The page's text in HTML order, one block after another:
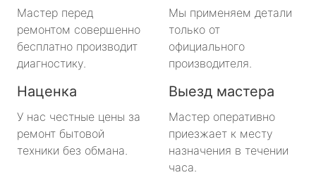
Мастер перед
ремонтом совершенно
бесплатно производит
диагностику.
Мы применяем детали
только от
официального
производителя.
Наценка
У нас честные цены за
ремонт бытовой
техники без обмана.
Выезд мастера
Мастер оперативно
приезжает к месту
назначения в течении
часа.